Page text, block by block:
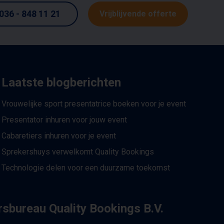
- 848 11 21 Vrijblijvende offerte
Laatste blogberichten
Vrouwelijke sport presentatrice boeken voor je event
Presentator inhuren voor jouw event
Cabaretiers inhuren voor je event
Sprekershuys verwelkomt Quality Bookings
Technologie delen voor een duurzame toekomst
Quality Bookings B.V.